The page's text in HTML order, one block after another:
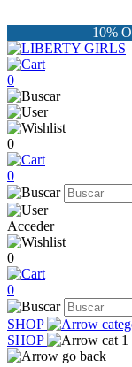
10%
0
0
0
Acceder
0
0
SHOP
SHOP